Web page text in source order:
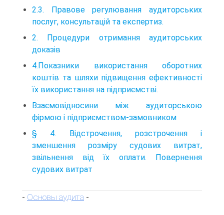
2.3. Правове регулювання аудиторських
послуг, консультацій та експертиз.
2. Процедури отримання аудиторських
доказів
4.Показники використання оборотних
коштів та шляхи підвищення ефективності
їх використання на підприємстві.
Взаємовідносини між аудиторською
фірмою і підприємством-замовником
§ 4. Відстрочення, розстрочення і
зменшення розміру судових витрат,
звільнення від їх оплати. Повернення
судових витрат
- Основы аудита -